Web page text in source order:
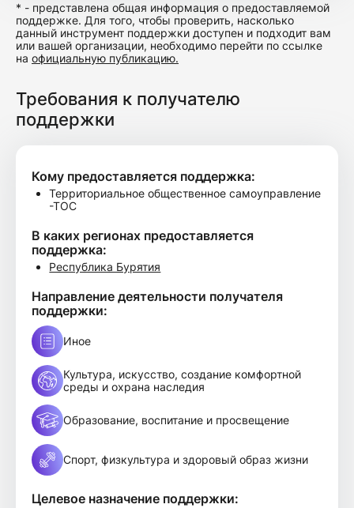
* - представлена общая информация о предоставляемой
поддержке. Для того, чтобы проверить, насколько
данный инструмент поддержки доступен и подходит вам
или вашей организации, необходимо перейти по ссылке
на официальную публикацию.
Требования к получателю
поддержки
Кому предоставляется поддержка:
Территориальное общественное самоуправление
-ТОС
В каких регионах предоставляется
поддержка:
Республика Бурятия
Направление деятельности получателя
поддержки:
Иное
Культура, искусство, создание комфортной
среды и охрана наследия
Образование, воспитание и просвещение
Спорт, физкультура и здоровый образ жизни
Целевое назначение поддержки: